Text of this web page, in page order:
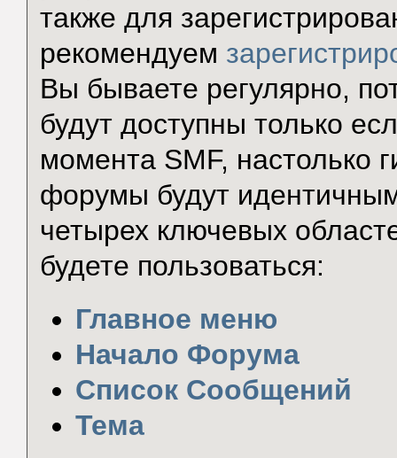
также для
рекомендуем
Вы бываете регулярно,
будут доступны только
момента SMF, настолько
форумы будут
четырех ключевых
будете пользоваться:
Главное меню
Начало Форума
Список Сообщений
Тема